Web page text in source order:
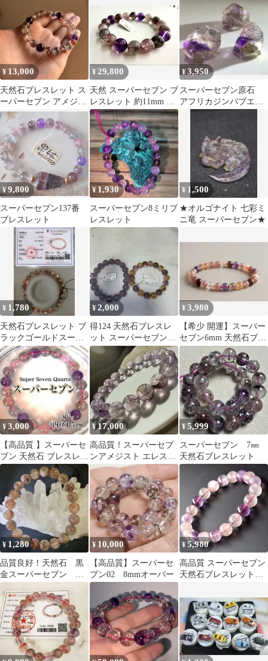
¥ 13,000
天然石ブレスレット ス
ーパーセブン アメジス
ト
¥ 29,800
天然 スーパーセブン ブ
レスレット 約11mm ブ
ラジル産 希少石 鑑別書
対応可
¥3,950
スーパーセブン原石
アフリカジンバブエ
¥9,800
スーパーセブン137番
ブレスレット
¥ 1,930
スーパーセブン8ミリブ
レスレット
¥ 1,500
★オルゴナイト 七彩ミ
ニ竜 スーパーセブン★
¥ 1,780
天然石ブレスレット ブ
ラックゴールドスーパ
ーセブン 8ミリ玉
¥2,000
得124 天然石ブレスレ
ット スーパーセブン，
オーラライトガーデン
ハニーシトリン
¥3,980
【希少 開運】スーパー
セブン6mm 天然石ブレ
ス 調和と成長を導く
¥3,000
【高品質 】スーパーセ
ブン 天然石 ブレスレッ
ト 8mm 大玉 高透明 希
¥17,000
高品質！スーパーセブ
ンアメジスト エレスチ
ャルアメジスト
¥5,999
スーパーセブン 7㎜
天然石ブレスレット
¥ 1,280
品質良好！天然石 黒
金スーパーセブン ブ
レスレット（約9mm）
¥ 10,000
【高品質】スーパーセ
ブン02 8mmオーバー
¥5,980
高品質 スーパーセブン
天然石ブレスレット